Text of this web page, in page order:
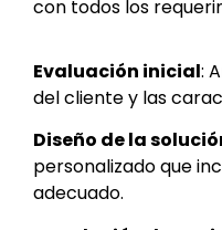
con todos los
Evaluación inicial:
del cliente y las
Diseño de la
personalizado que
adecuado.